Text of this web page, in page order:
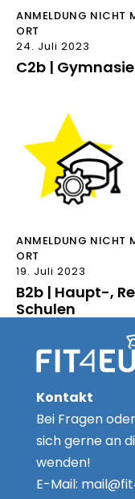
ANMELDUNG NICHT
ORT
24. Juli 2023
C2b |
ANMELDUNG NICHT
ORT
19. Juli 2023
B2b | Haupt-,
Schulen
Kontakt
Bei Fragen
sich gerne an
wenden!
E-Mail: